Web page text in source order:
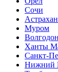
Сочи
Муром
Ханты
Санкт-
Нижний